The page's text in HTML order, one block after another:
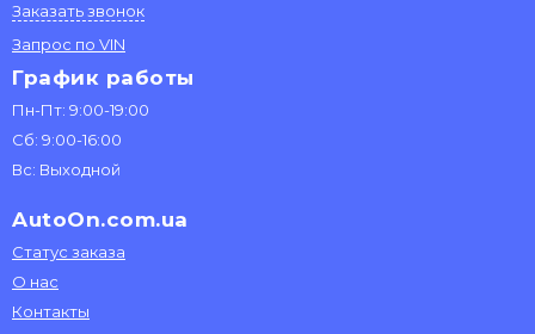
Заказать звонок
Запрос по VIN
График работы
Пн-Пт: 9:00-19:00
Сб: 9:00-16:00
Вс: Выходной
AutoOn.com.ua
Статус заказа
О нас
Контакты